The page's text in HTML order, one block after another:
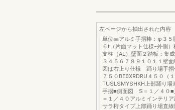
左ページから抽出された内容
単位㎜アルミ手摺棒：φ３５
６t（片面マット仕様−外側
支柱（AL）壁面２踏板：集
３４５６７８９１０１１壁
図は右上り仕様 踊り場手摺
７５０BEθXRDRU４５０（
TUSLSMYSHKH上部踊り場
手摺■側面図 S＝１／４０
＝１／４０アルミインテリ
サラ桁タイプ上部踊り場直